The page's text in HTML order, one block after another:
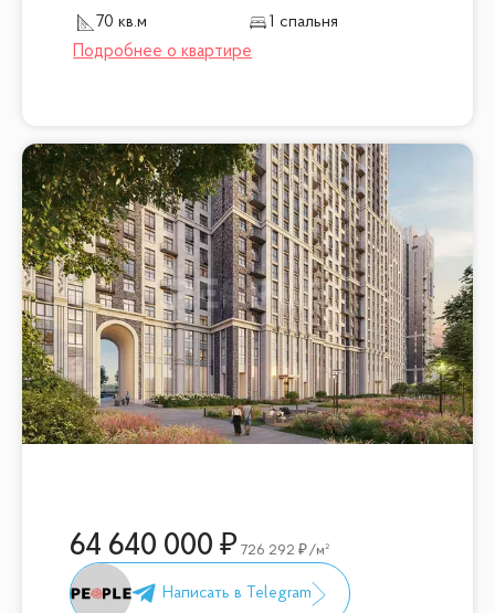
70 кв.м
1 спальня
64 640 000 726 292 /м²